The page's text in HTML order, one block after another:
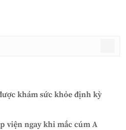
khám sức khỏe định kỳ
viện ngay khi mắc cúm A